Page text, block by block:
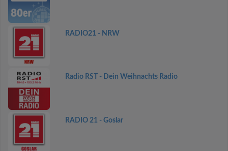
RADIO21 - NRW
Radio RST - Dein Weihnachts Radio
RADIO 21 - Goslar